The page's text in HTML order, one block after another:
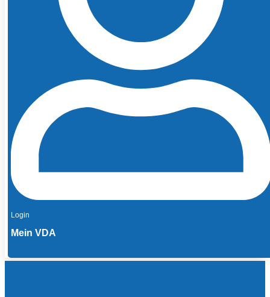
Login
Mein VDA